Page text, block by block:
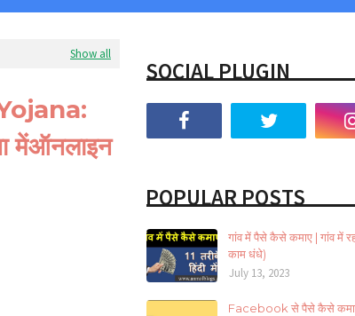
Show all
मेंऑनलाइन
SOCIAL PLUGIN
POPULAR POSTS
गांव में पैसे कैसे कमाए | गांव में
काम धंधे)
July 13, 2023
Facebook से पैसे कैसे